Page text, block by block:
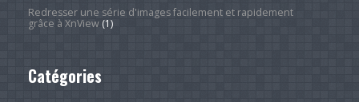
Redresser une série d'images facilement et rapidement
grâce à XnView(1)
Catégories